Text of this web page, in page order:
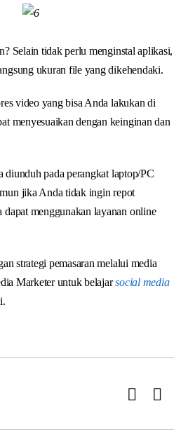
Selain tidak perlu menginstal aplikasi,
ukuran file yang dikehendaki.
video yang bisa Anda lakukan di
menyesuaikan dengan keinginan dan
diunduh pada perangkat laptop/PC
jika Anda tidak ingin repot
menggunakan layanan online
strategi pemasaran melalui media
Marketer untuk belajarsocial media